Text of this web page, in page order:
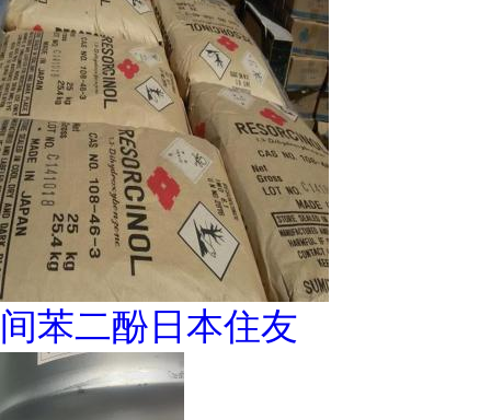
间苯二酚日本住友